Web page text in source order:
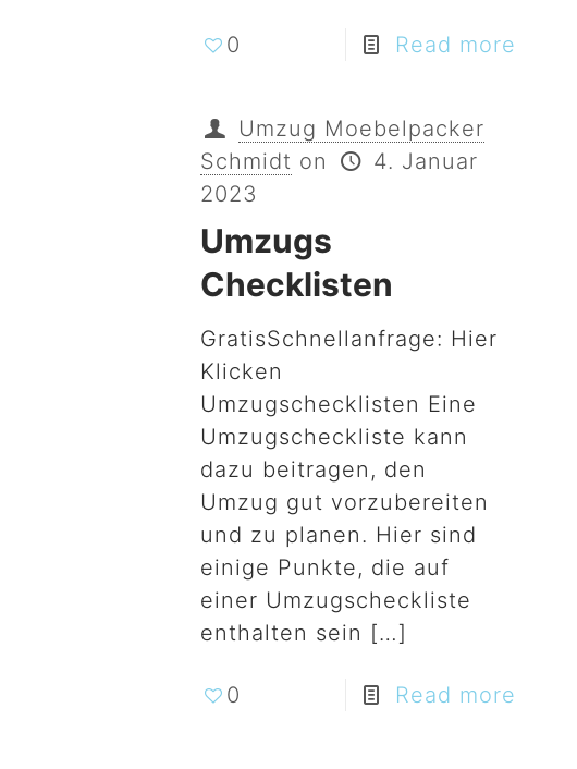
0 Read more
Umzug Moebelpacker
Schmidt on
4. Januar
2023
Umzugs
Checklisten
GratisSchnellanfrage: Hier
Klicken
Umzugschecklisten Eine
Umzugscheckliste kann
dazu beitragen, den
Umzug gut vorzubereiten
und zu planen. Hier sind
einige Punkte, die auf
einer Umzugscheckliste
enthalten sein […]
0 Read more